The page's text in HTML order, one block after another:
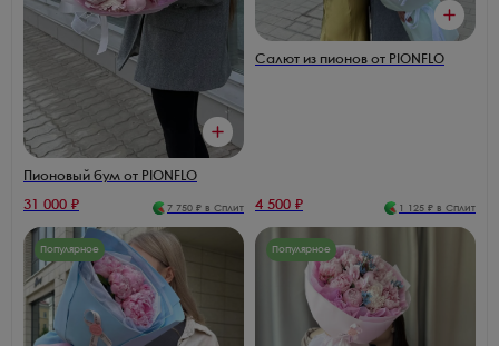
Пионовый бум от PIONFLO
31 000 ₽ 7 750 ₽ в Сплит
Салют из пионов от PIONFLO
4 500 ₽ 1 125 ₽ в Сплит
Популярное Популярное